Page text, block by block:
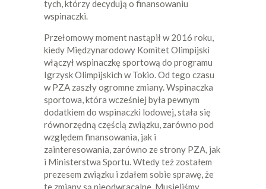
tych, którzy decydują o finansowaniu
wspinaczki.
Przełomowy moment nastąpił w 2016 roku,
kiedy Międzynarodowy Komitet Olimpijski
włączył wspinaczkę sportową do programu
Igrzysk Olimpijskich w Tokio. Od tego czasu
w PZA zaszły ogromne zmiany. Wspinaczka
sportowa, która wcześniej była pewnym
dodatkiem do wspinaczki lodowej, stała się
równorzędną częścią związku, zarówno pod
względem finansowania, jak i
zainteresowania, zarówno ze strony PZA, jak
i Ministerstwa Sportu. Wtedy też zostałem
prezesem związku i zdałem sobie sprawę, że
te zmiany są nieodwracalne. Musieliśmy